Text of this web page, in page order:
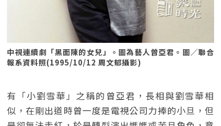
中視連續劇「黑面陳的女兒」。圖為藝人曾亞君。圖／聯合
報系資料照(1995/10/12 周文郁攝影)
有「小劉雪華」之稱的曾亞君，長相與劉雪華相
似，在剛出道時曾一度是電視公司力捧的小旦，但